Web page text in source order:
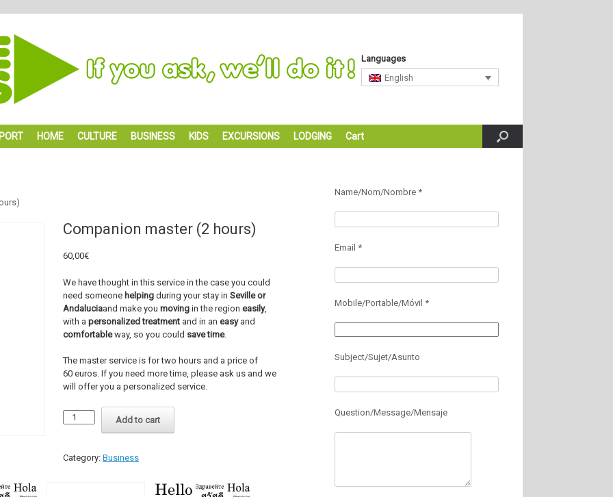
Languages
English
HOME CULTURE BUSINESS KIDS EXCURSIONS LODGING Cart
Companion master (2 hours)
60,00€
We have thought in this service in the case you could
need someone helping during your stay in Seville or
Andaluciaand make you moving in the region easily,
with a personalized treatment and in an easy and
comfortableway, so you could save time.
The master service is for two hours and a price of
60 euros. If you need more time, please ask us and we
will offer you a personalized service.
Companion
master
quantity
Add to cart
Category: Business
Name/Nom/Nombre *
Email *
Mobile/Portable/Móvil *
Subject/Sujet/Asunto
Question/Message/Mensaje